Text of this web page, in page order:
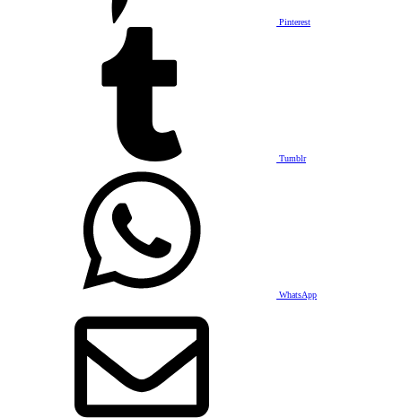
Pinterest
Tumblr
WhatsApp